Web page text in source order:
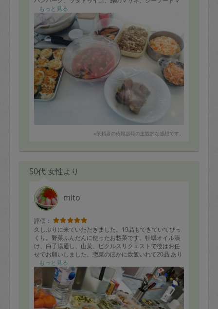
リネ、チキンナゲット、ローストポーク、人参しりし
り、クリームペンネ、アクアパッツア、千切大根と人参
のあえもの、などなど盛り沢山。
当分お弁当のおかずには困らなさそうなのといつものワ
ンパターンから脱却できる！
お味はこちらが薄味をお願いしたのですが、ちょっと薄
すぎたかなあと思いましたので次回は普通濃度で
お願いしてみようと思います。話題も豊富で楽しかった
です。有り難うございました。
もっと見る
※依頼者の依頼当時の主観的な感想です。
50代 女性より
mito
評価：
久しぶりに来ていただきました。19品もできていてびっ
くり。野菜ふんだんに使ったお惣菜です。牡蠣オイル漬
け、白子湯通し、山菜、ピクルスリクエストで後はお任
せでお願いしました。惣菜のほかに炊飯いれて20品 あり
がとうございました。
もっと見る